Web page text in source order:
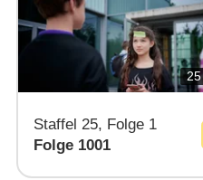
Staffel 25, Folge 1
Folge 1001